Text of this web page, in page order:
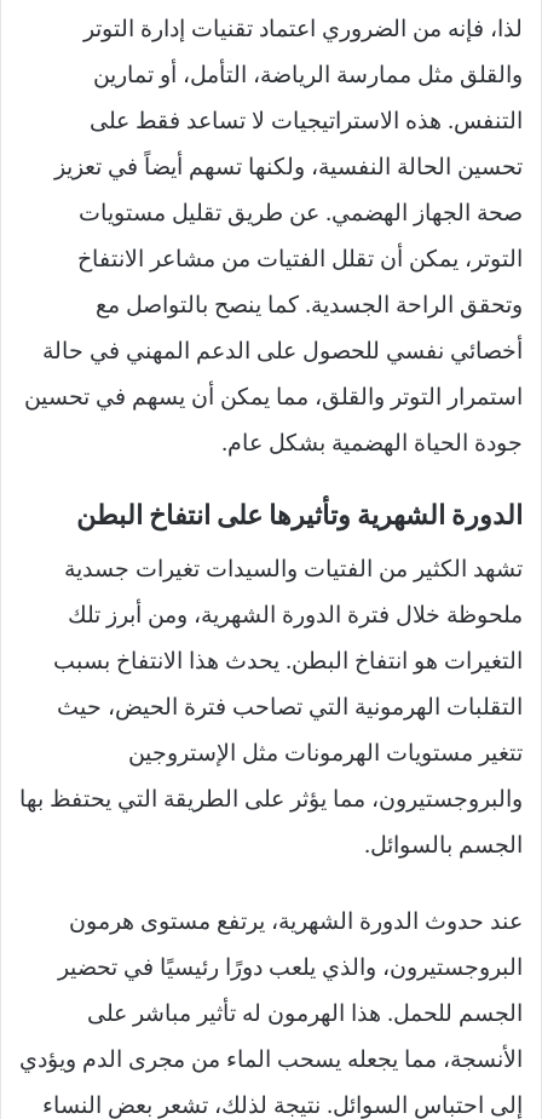
لذا، فإنه من الضروري اعتماد تقنيات إدارة التوتر
والقلق مثل ممارسة الرياضة، التأمل، أو تمارين
التنفس. هذه الاستراتيجيات لا تساعد فقط على
تحسين الحالة النفسية، ولكنها تسهم أيضاً في تعزيز
صحة الجهاز الهضمي. عن طريق تقليل مستويات
التوتر، يمكن أن تقلل الفتيات من مشاعر الانتفاخ
وتحقق الراحة الجسدية. كما ينصح بالتواصل مع
أخصائي نفسي للحصول على الدعم المهني في حالة
استمرار التوتر والقلق، مما يمكن أن يسهم في تحسين
جودة الحياة الهضمية بشكل عام.
الدورة الشهرية وتأثيرها على انتفاخ البطن
تشهد الكثير من الفتيات والسيدات تغيرات جسدية
ملحوظة خلال فترة الدورة الشهرية، ومن أبرز تلك
التغيرات هو انتفاخ البطن. يحدث هذا الانتفاخ بسبب
التقلبات الهرمونية التي تصاحب فترة الحيض، حيث
تتغير مستويات الهرمونات مثل الإستروجين
والبروجستيرون، مما يؤثر على الطريقة التي يحتفظ بها
الجسم بالسوائل.
عند حدوث الدورة الشهرية، يرتفع مستوى هرمون
البروجستيرون، والذي يلعب دورًا رئيسيًا في تحضير
الجسم للحمل. هذا الهرمون له تأثير مباشر على
الأنسجة، مما يجعله يسحب الماء من مجرى الدم ويؤدي
إلى احتباس السوائل. نتيجة لذلك، تشعر بعض النساء